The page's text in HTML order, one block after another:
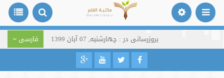
بروزرسانی در : چهارشنبه, 07 آبان 1399 فارسی